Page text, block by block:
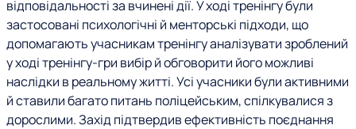
відповідальності за вчинені дії. У ході тренінгу були
застосовані психологічні й менторські підходи, що
допомагають учасникам тренінгу аналізувати зроблений
у ході тренінгу-гри вибір й обговорити його можливі
наслідки в реальному житті. Усі учасники були активними
й ставили багато питань поліцейським, спілкувалися з
дорослими. Захід підтвердив ефективність поєднання